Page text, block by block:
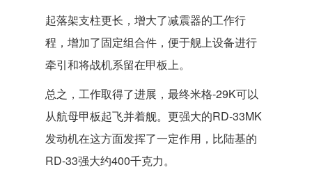
起落架支柱更长，增大了减震器的工作行
程，增加了固定组合件，便于舰上设备进行
牵引和将战机系留在甲板上。
总之，工作取得了进展，最终米格-29K可以
从航母甲板起飞并着舰。更强大的RD-33MK
发动机在这方面发挥了一定作用，比陆基的
RD-33强大约400千克力。